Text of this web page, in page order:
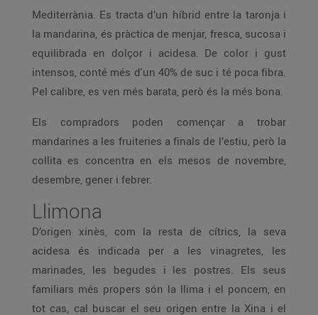
Mediterrània. Es tracta d’un híbrid entre la taronja i
la mandarina, és pràctica de menjar, fresca, sucosa i
equilibrada en dolçor i acidesa. De color i gust
intensos, conté més d'un 40% de suc i té poca fibra.
Pel calibre, es ven més barata, però és la més bona.
Els compradors poden començar a trobar
mandarines a les fruiteries a finals de l’estiu, però la
collita es concentra en els mesos de novembre,
desembre, gener i febrer.
Llimona
D’origen xinès, com la resta de cítrics, la seva
acidesa és indicada per a les vinagretes, les
marinades, les begudes i les postres. Els seus
familiars més propers són la llima i el poncem, en
tot cas, cal buscar el seu origen entre la Xina i el